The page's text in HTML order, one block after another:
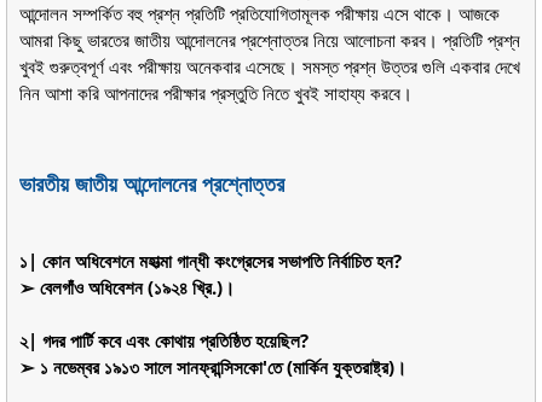
আন্দোলন সম্পর্কিত বহু প্রশ্ন প্রতিটি প্রতিযোগিতামূলক পরীক্ষায় এসে থাকে। আজকে
আমরা কিছু ভারতের জাতীয় আন্দোলনের প্রশ্নোত্তর নিয়ে আলোচনা করব। প্রতিটি প্রশ্ন
খুবই গুরুত্বপূর্ণ এবং পরীক্ষায় অনেকবার এসেছে। সমস্ত প্রশ্ন উত্তর গুলি একবার দেখে
নিন আশা করি আপনাদের পরীক্ষার প্রস্তুতি নিতে খুবই সাহায্য করবে।
ভারতীয় জাতীয় আন্দোলনের প্রশ্নোত্তর
১| কোন অধিবেশনে মহাত্মা গান্ধী কংগ্রেসের সভাপতি নির্বাচিত হন?
➢ বেলগাঁও অধিবেশন (১৯২৪ খ্রি.)।
২| গদর পার্টি কবে এবং কোথায় প্রতিষ্ঠিত হয়েছিল?
➢ ১ নভেম্বর ১৯১৩ সালে সানফ্রান্সিসকো'তে (মার্কিন যুক্তরাষ্ট্র)।